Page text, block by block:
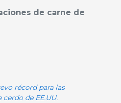
de carne de
récord para las
de EE.UU.